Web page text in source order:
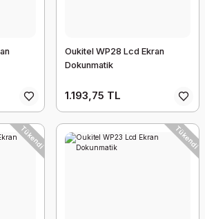
Oukitel WP28 Lcd Ekran
Dokunmatik
1.193,75 TL
Tükendi Tükendi